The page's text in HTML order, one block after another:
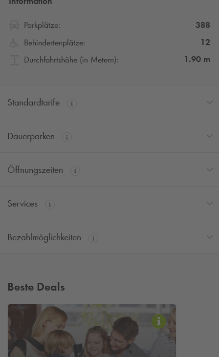
Parkplätze:
388
Behindertenplätze:
12
Durchfahrtshöhe (in Metern):
1.90 m
Standardtarife
Dauerparken
Öffnungszeiten
Services
Bezahlmöglichkeiten
Beste Deals